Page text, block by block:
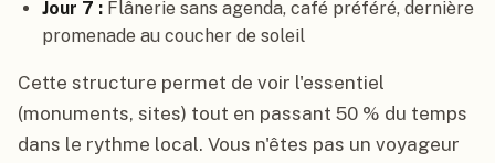
Jour 7 : Flânerie sans agenda, café préféré, dernière
promenade au coucher de soleil
Cette structure permet de voir l'essentiel
(monuments, sites) tout en passant 50 % du temps
dans le rythme local. Vous n'êtes pas un voyageur